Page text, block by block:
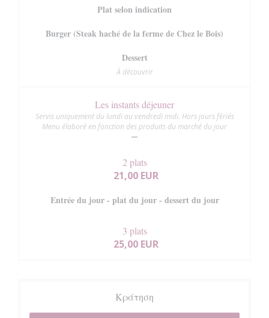
Plat selon indication
Burger (Steak haché de la ferme de Chez le Bois)
Dessert
À découvrir
Les instants déjeuner
Servis uniquement du lundi au vendredi midi. Hors jours fériés
Menu élaboré en fonction des produits du marché du jour
2 plats
21,00 EUR
Entrée du jour - plat du jour - dessert du jour
3 plats
25,00 EUR
Κράτηση